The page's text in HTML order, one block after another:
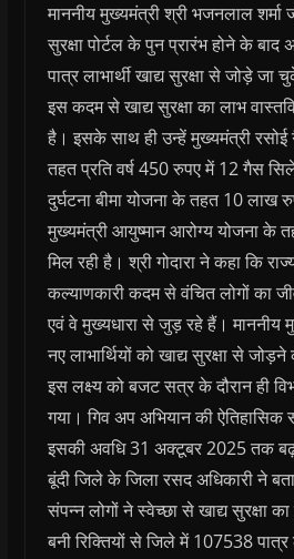
माननीय मुख्यमंत्री श्री भजनलाल
सुरक्षा पोर्टल के पुन प्रारंभ होने के
पात्र लाभार्थी खाद्य सुरक्षा से जोड़े
इस कदम से खाद्य सुरक्षा का लाभ
है। इसके साथ ही उन्हें मुख्यमंत्री
तहत प्रति वर्ष 450 रुपए में 12 गैस
दुर्घटना बीमा योजना के तहत 10 लाख
मुख्यमंत्री आयुष्मान आरोग्य योजना के
मिल रही है। श्री गोदारा ने कहा कि
कल्याणकारी कदम से वंचित लोगों का
एवं वे मुख्यधारा से जुड़ रहे हैं। माननीय
नए लाभार्थियों को खाद्य सुरक्षा से
इस लक्ष्य को बजट सत्र के दौरान ही
गया। गिव अप अभियान की
इसकी अवधि 31 अक्टूबर 2025 तक
बूंदी जिले के जिला रसद अधिकारी ने
संपन्न लोगों ने स्वेच्छा से खाद्य सुरक्षा
बनी रिक्तियों से जिले में 107538 पात्र